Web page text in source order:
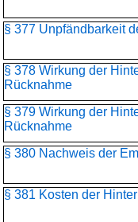
§ 377 Unpfändbarkeit
§ 378 Wirkung der
Rücknahme
§ 379 Wirkung der
Rücknahme
§ 380 Nachweis der
§ 381 Kosten der